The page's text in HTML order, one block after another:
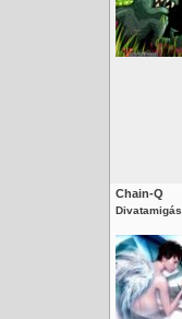
Chain-Q
Divatamigás